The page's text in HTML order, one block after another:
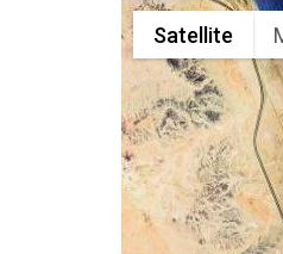
Satellite